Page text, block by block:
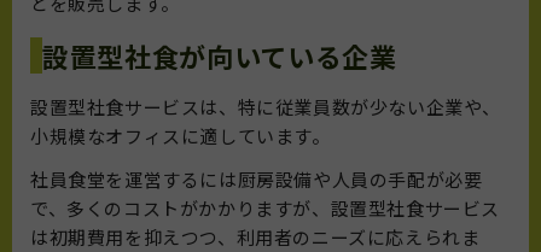
設置型社食が向いている企業
設置型社食サービスは、特に従業員数が少ない企業や、
小規模なオフィスに適しています。
社員食堂を運営するには厨房設備や人員の手配が必要
で、多くのコストがかかりますが、設置型社食サービス
は初期費用を抑えつつ、利用者のニーズに応えられま